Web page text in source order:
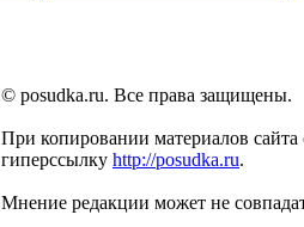
© posudka.ru. Все права защищены.
При копировании материалов сайта
гиперссылку http://posudka.ru.
Мнение редакции может не